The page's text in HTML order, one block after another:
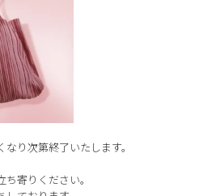
り次第終了いたします。
寄りください。